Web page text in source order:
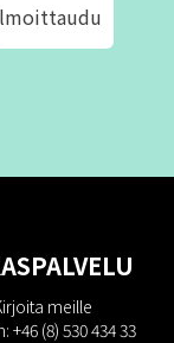
meille
+46 (8) 530 434 33